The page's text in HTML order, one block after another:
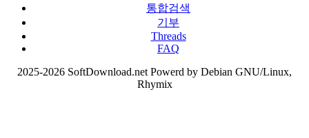
통합검색
기부
Threads
FAQ
2025-2026 SoftDownload.net Powerd by Debian GNU/Linux,
Rhymix